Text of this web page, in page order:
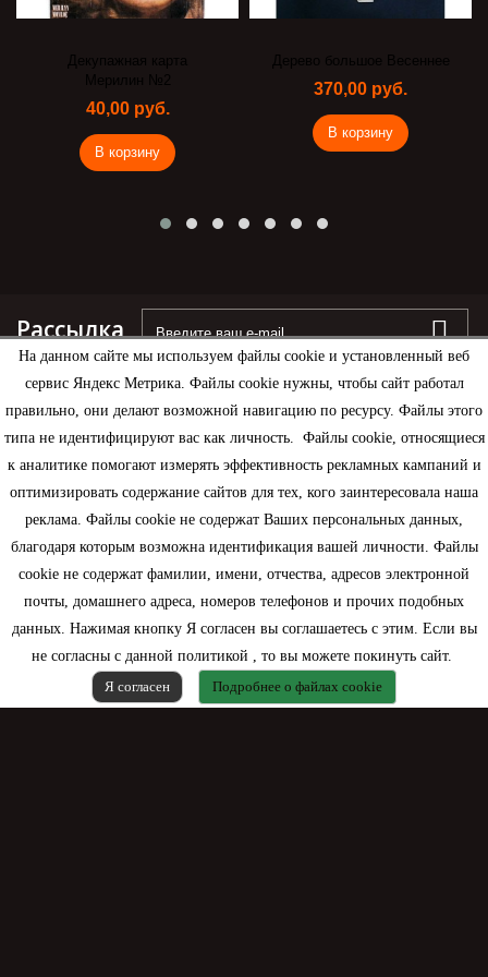
На данном сайте мы используем файлы cookie и установленный веб
сервис Яндекс Метрика. Файлы cookie нужны, чтобы сайт работал
правильно, они делают возможной навигацию по ресурсу. Файлы этого
типа не идентифицируют вас как личность. Файлы cookie, относящиеся
к аналитике помогают измерять эффективность рекламных кампаний и
оптимизировать содержание сайтов для тех, кого заинтересовала наша
реклама. Файлы cookie не содержат Ваших персональных данных,
благодаря которым возможна идентификация вашей личности. Файлы
cookie не содержат фамилии, имени, отчества, адресов электронной
почты, домашнего адреса, номеров телефонов и прочих подобных
данных. Нажимая кнопку Я согласен вы соглашаетесь с этим. Если вы
не согласны с данной политикой , то вы можете покинуть сайт.
Я согласен
Подробнее о файлах cookie
Декупажная карта
Мерилин №2
40,00 руб.
В корзину
Дерево большое Весеннее
370,00 руб.
В корзину
Рассылка
Информация
Моя учетная запись
Контактная информация